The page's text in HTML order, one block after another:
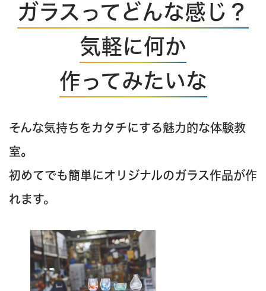
ガラスってどんな感じ？
気軽に何か
作ってみたいな
そんな気持ちをカタチにする魅力的な体験教
室。
初めてでも簡単にオリジナルのガラス作品が作
れます。